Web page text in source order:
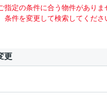
指定の条件に合う物件がありま
条件を変更して検索してくださ
更